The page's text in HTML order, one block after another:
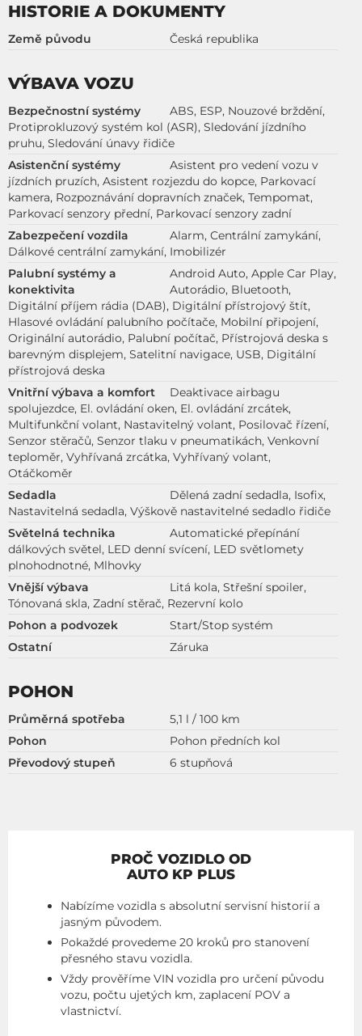
HISTORIE A DOKUMENTY
Země původu Česká republika
VÝBAVA VOZU
Bezpečnostní systémy
ABS, ESP, Nouzové brždění,
Protiprokluzový systém kol (ASR), Sledování jízdního
pruhu, Sledování únavy řidiče
Asistenční systémy
Asistent pro vedení vozu v
jízdních pruzích, Asistent rozjezdu do kopce, Parkovací
kamera, Rozpoznávání dopravních značek, Tempomat,
Parkovací senzory přední, Parkovací senzory zadní
Zabezpečení vozdila
Alarm, Centrální zamykání,
Dálkové centrální zamykání, Imobilizér
Palubní systémy a
konektivita
Android Auto, Apple Car Play,
Autorádio, Bluetooth,
Digitální příjem rádia (DAB), Digitální přístrojový štít,
Hlasové ovládání palubního počítače, Mobilní připojení,
Originální autorádio, Palubní počítač, Přístrojová deska s
barevným displejem, Satelitní navigace, USB, Digitální
přístrojová deska
Vnitřní výbava a komfort
Deaktivace airbagu
spolujezdce, El. ovládání oken, El. ovládání zrcátek,
Multifunkční volant, Nastavitelný volant, Posilovač řízení,
Senzor stěračů, Senzor tlaku v pneumatikách, Venkovní
teploměr, Vyhřívaná zrcátka, Vyhřívaný volant,
Otáčkoměr
Sedadla
Dělená zadní sedadla, Isofix,
Nastavitelná sedadla, Výškově nastavitelné sedadlo řidiče
Světelná technika
Automatické přepínání
dálkových světel, LED denní svícení, LED světlomety
plnohodnotné, Mlhovky
Vnější výbava
Litá kola, Střešní spoiler,
Tónovaná skla, Zadní stěrač, Rezervní kolo
Pohon a podvozek
Start/Stop systém
Ostatní
Záruka
POHON
Průměrná spotřeba
5,1 l / 100 km
Pohon
Pohon předních kol
Převodový stupeň
6 stupňová
PROČ VOZIDLO OD
AUTO KP PLUS
Nabízíme vozidla s absolutní servisní historií a
jasným původem.
Pokaždé provedeme 20 kroků pro stanovení
přesného stavu vozidla.
Vždy prověříme VIN vozidla pro určení původu
vozu, počtu ujetých km, zaplacení POV a
vlastnictví.